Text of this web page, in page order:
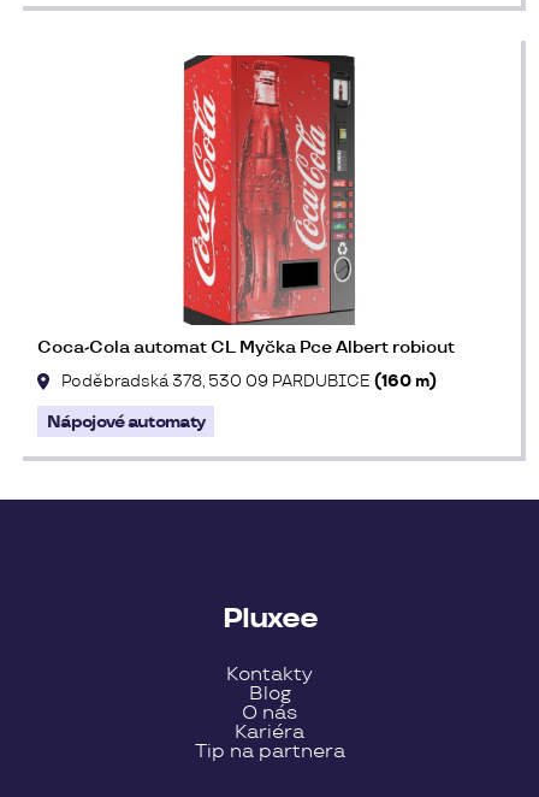
Coca-Cola automat CL Myčka Pce Albert robiout
Poděbradská 378, 530 09 PARDUBICE (160 m)
Nápojové automaty
Pluxee
Kontakty
Blog
O nás
Kariéra
Tip na partnera